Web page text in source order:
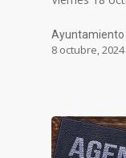
Ayuntamiento
8 octubre, 2024